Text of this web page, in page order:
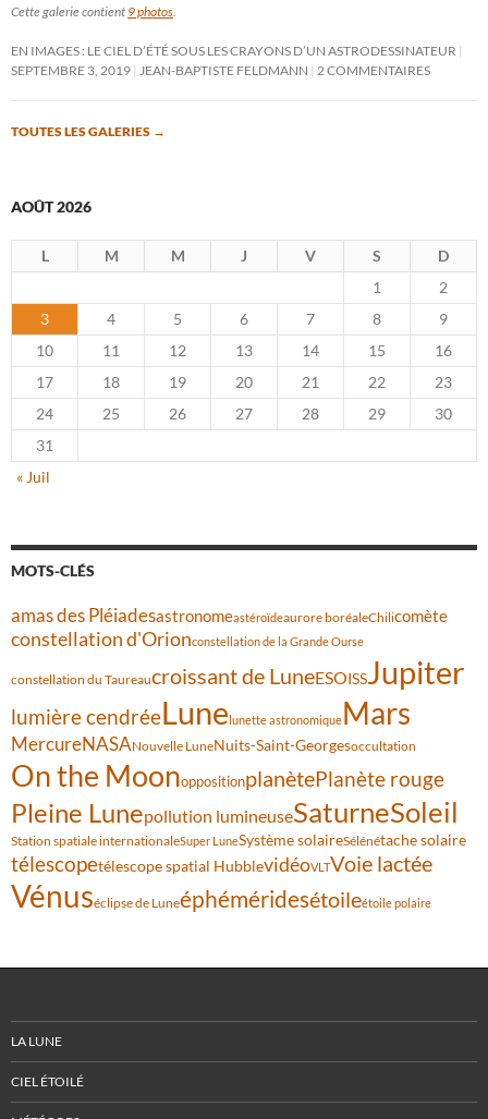
Cette galerie contient 9 photos.
EN IMAGES : LE CIEL D’ÉTÉ SOUS LES CRAYONS D’UN ASTRODESSINATEUR
SEPTEMBRE 3, 2019 JEAN-BAPTISTE FELDMANN 2 COMMENTAIRES
TOUTES LES GALERIES →
AOÛT 2026
L M M J V S
D
1
2
3
4 5 6 7 8
9
10
11 12 13 14 15
16
17
18 19 20 21 22
23
24
25 26 27 28 29
30
31
« Juil
MOTS-CLÉS
amas des Pléiadesastronomeastéroïdeaurore boréaleChilicomète
constellation d'Orionconstellation de la Grande Ourse
constellation du Taureaucroissant de LuneESOISSJupiter
lumière cendréeLune lunette astronomiqueMars
MercureNASANouvelle LuneNuits-Saint-Georgesoccultation
On the MoonoppositionplanètePlanète rouge
Pleine Lunepollution lumineuseSaturneSoleil
Station spatiale internationaleSuper LuneSystème solaireSélénétache solaire
télescopetélescope spatial HubblevidéoVLTVoie lactée
Vénuséclipse de Luneéphéméridesétoileétoile polaire
LA LUNE
CIEL ÉTOILÉ